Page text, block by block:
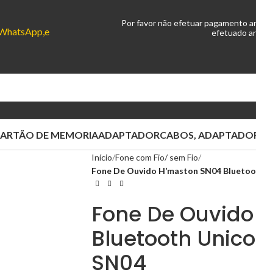
Por favor não efetuar pagamento
efetuado
DE MEMORIAADAPTADORCABOS,
Início Fone com Fio/ sem Fio
Fone De Ouvido H’maston SN04
Fone De
Bluetooth
SN04